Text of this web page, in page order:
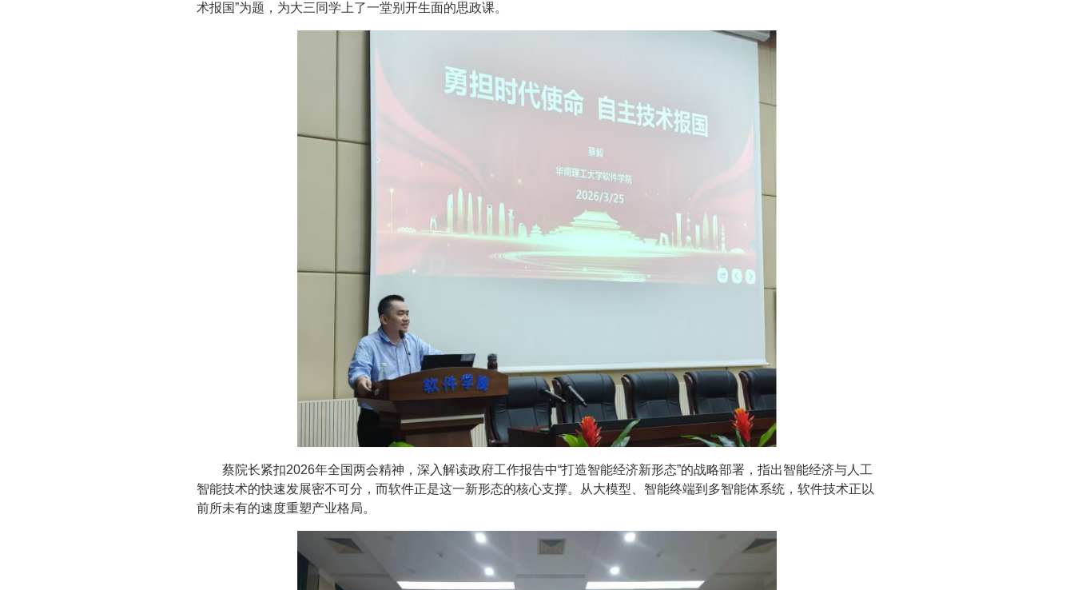
术报国”为题，为大三同学上了一堂别开生面的思政课。
蔡院长紧扣2026年全国两会精神，深入解读政府工作报告中“打造智能经济新形态”的战略部署，指出智能经济与人工
智能技术的快速发展密不可分，而软件正是这一新形态的核心支撑。从大模型、智能终端到多智能体系统，软件技术正以
前所未有的速度重塑产业格局。